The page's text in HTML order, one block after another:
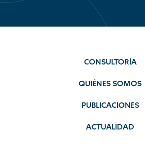
CONSULTORÍA
QUIÉNES SOMOS
PUBLICACIONES
ACTUALIDAD